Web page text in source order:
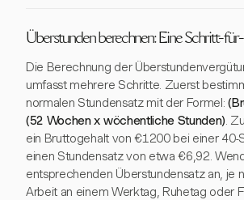
Überstunden berechnen: Eine Schritt-
Die Berechnung der
umfasst mehrere Schritte. Zuerst
normalen Stundensatz mit der Formel:
(52 Wochen x wöchentliche Stunden).
ein Bruttogehalt von €1200 bei einer 40-
einen Stundensatz von etwa €6,92.
entsprechenden Überstundensatz an, je
Arbeit an einem Werktag, Ruhetag oder